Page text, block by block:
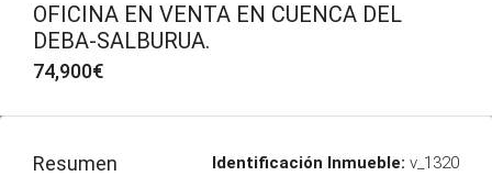
OFICINA EN VENTA EN CUENCA DEL
DEBA-SALBURUA.
74,900€
Resumen Identificación Inmueble: v_1320